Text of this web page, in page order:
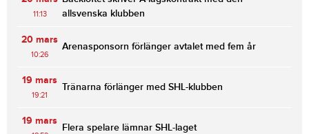
11:13
allsvenska klubben
20 mars
10:26
Arenasponsorn förlänger avtalet med fem år
19 mars
19:21
Tränarna förlänger med SHL-klubben
19 mars
Flera spelare lämnar SHL-laget